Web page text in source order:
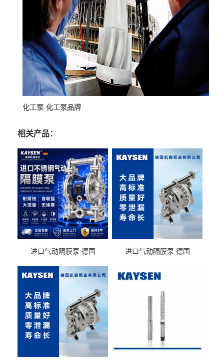
化工泵-化工泵品牌
相关产品：
进口气动隔膜泵 德国
送气动泵
进口气动隔膜泵 德国
输送